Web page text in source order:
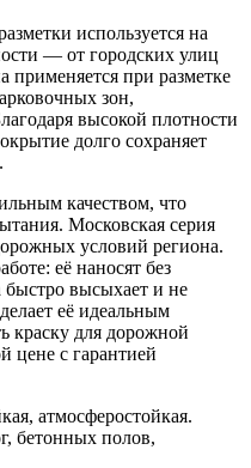
используется на
— от городских улиц
при разметке
зон,
высокой плотности
долго сохраняет
качеством, что
Московская серия
условий региона.
её наносят без
быстро высыхает и не
её идеальным
краску для дорожной
цене с гарантией
атмосферостойкая.
бетонных полов,